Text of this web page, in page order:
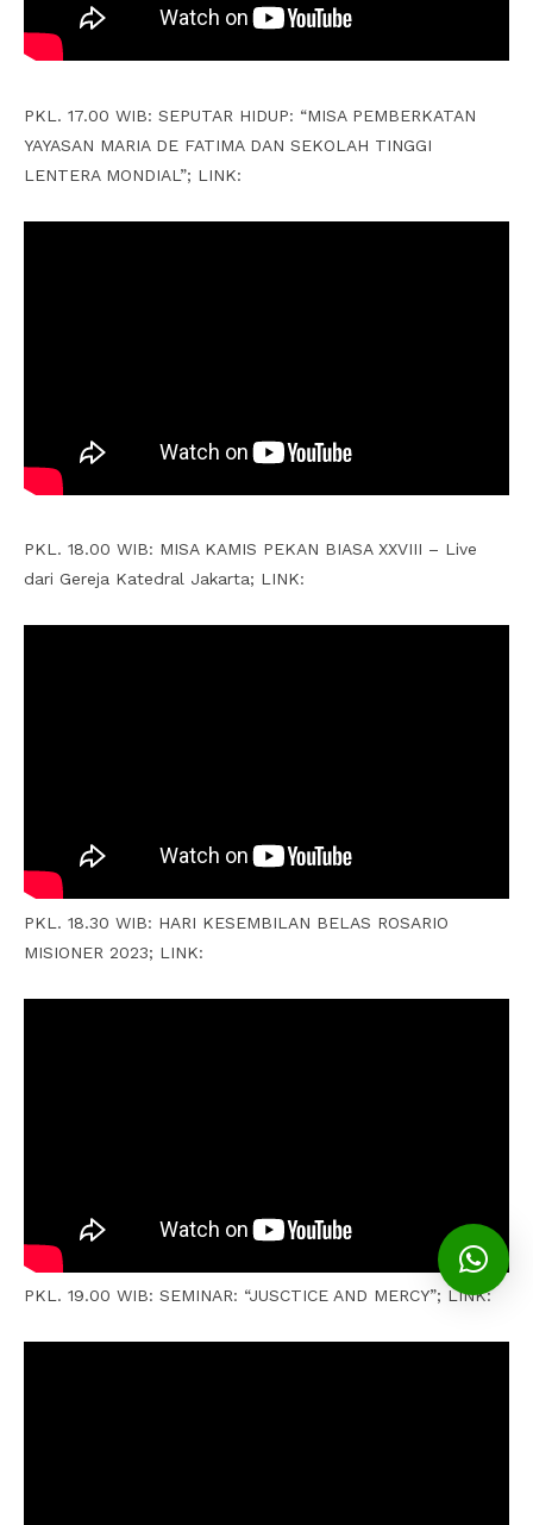
PKL. 17.00 WIB: SEPUTAR HIDUP: “MISA PEMBERKATAN
YAYASAN MARIA DE FATIMA DAN SEKOLAH TINGGI
LENTERA MONDIAL”; LINK:
PKL. 18.00 WIB: MISA KAMIS PEKAN BIASA XXVIII – Live
dari Gereja Katedral Jakarta; LINK:
PKL. 18.30 WIB: HARI KESEMBILAN BELAS ROSARIO
MISIONER 2023; LINK:
PKL. 19.00 WIB: SEMINAR: “JUSCTICE AND MERCY”; LINK: